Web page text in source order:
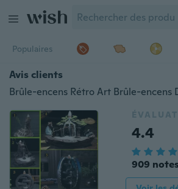
Populaires
Avis clients
4.4
909